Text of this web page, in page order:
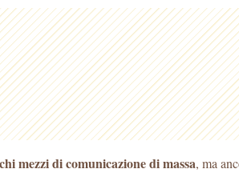
mezzi di comunicazione di massa, ma